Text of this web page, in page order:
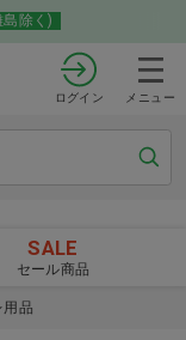
除く)
ログイン メニュー
SALE
セール商品
用品